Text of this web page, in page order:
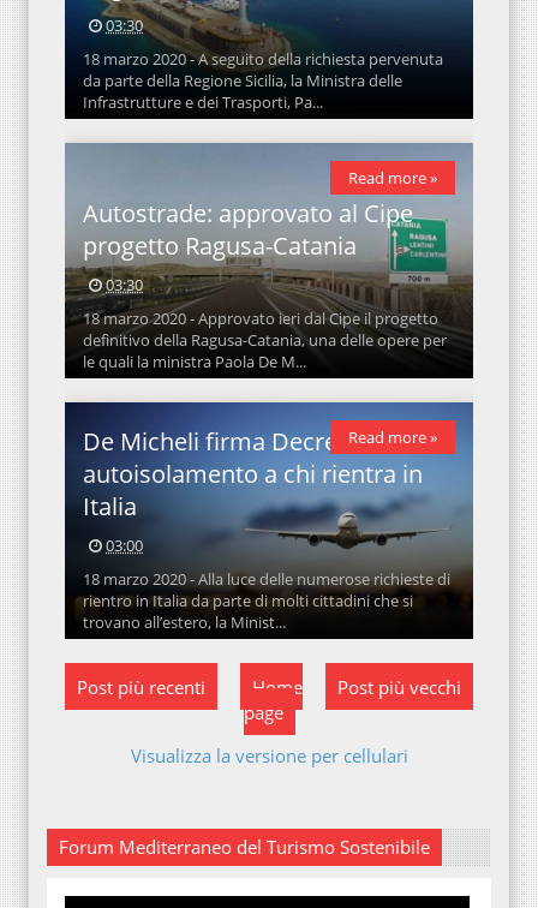
03:30
18 marzo 2020 - A seguito della richiesta pervenuta
da parte della Regione Sicilia, la Ministra delle
Infrastrutture e dei Trasporti, Pa...
Autostrade: approvato al Cipe
progetto Ragusa-Catania
03:30
18 marzo 2020 - Approvato ieri dal Cipe il progetto
definitivo della Ragusa-Catania, una delle opere per
le quali la ministra Paola De M...
Read more »
De Micheli firma Decreto su
autoisolamento a chi rientra in
Italia
03:00
18 marzo 2020 - Alla luce delle numerose richieste di
rientro in Italia da parte di molti cittadini che si
trovano all’estero, la Minist...
Read more »
Post più recenti Post più vecchi
Home
page
Visualizza la versione per cellulari
Forum Mediterraneo del Turismo Sostenibile